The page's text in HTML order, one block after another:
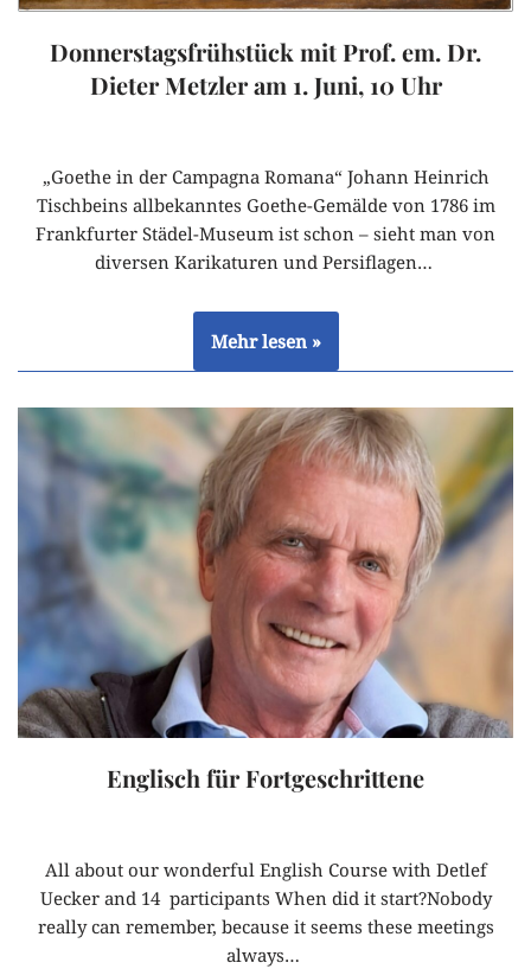
Donnerstagsfrühstück mit Prof. em. Dr.
Dieter Metzler am 1. Juni, 10 Uhr
„Goethe in der Campagna Romana“ Johann Heinrich
Tischbeins allbekanntes Goethe-Gemälde von 1786 im
Frankfurter Städel-Museum ist schon – sieht man von
diversen Karikaturen und Persiflagen…
Mehr lesen »
Englisch für Fortgeschrittene
All about our wonderful English Course with Detlef
Uecker and 14 participants When did it start?Nobody
really can remember, because it seems these meetings
always…